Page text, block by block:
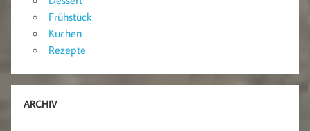
Frühstück
Kuchen
Rezepte
ARCHIV